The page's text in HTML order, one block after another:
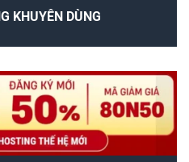
KHUYÊN DÙNG